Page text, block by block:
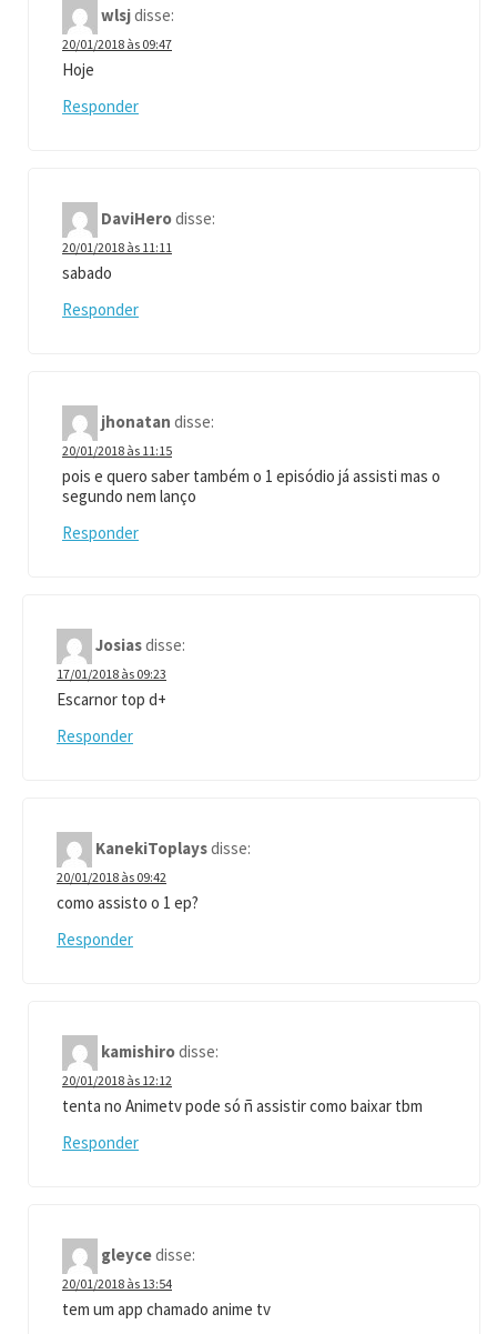
wlsjdisse:
20/01/2018 às 09:47
Hoje
Responder
DaviHerodisse:
20/01/2018 às 11:11
sabado
Responder
jhonatan disse:
20/01/2018 às 11:15
pois e quero saber também o 1 episódio já assisti mas o
segundo nem lanço
Responder
Josiasdisse:
17/01/2018 às 09:23
Escarnor top d+
Responder
KanekiToplaysdisse:
20/01/2018 às 09:42
como assisto o 1 ep?
Responder
kamishirodisse:
20/01/2018 às 12:12
tenta no Animetv pode só ñ assistir como baixar tbm
Responder
gleycedisse:
20/01/2018 às 13:54
tem um app chamado anime tv